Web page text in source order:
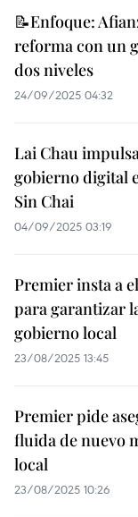
📝Enfoque:
reforma con un
dos niveles
24/09/2025 04:32
Lai Chau
gobierno digital
Sin Chai
04/09/2025 03:19
Premier insta a
para garantizar
gobierno local
23/08/2025 13:45
Premier pide
fluida de nuevo
local
23/08/2025 10:26